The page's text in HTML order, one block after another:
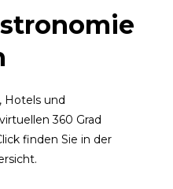
Hotels und
360 Grad
finden Sie in der